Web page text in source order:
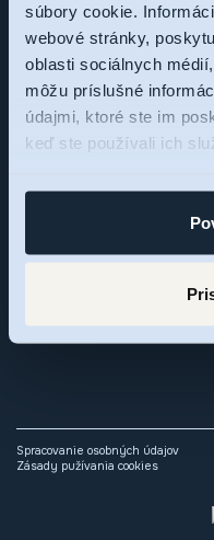
súbory cookie.
webové stránky,
oblasti sociálnych
môžu príslušné
údajmi, ktoré ste im
keď ste používali ich
Sme tu pre
pýtajte sa
radi odpovieme na vaše